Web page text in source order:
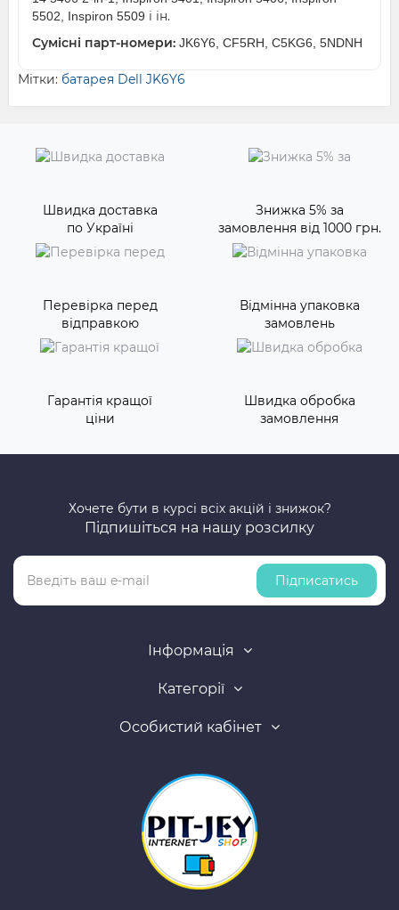
5502, Inspiron 5509 і ін.
Сумісні парт-номери: JK6Y6, CF5RH, C5KG6, 5NDNH
Мітки: батарея Dell JK6Y6
Швидка доставка
по Україні
Знижка 5% за
замовлення від 1000 грн.
Перевірка перед
відправкою
Відмінна упаковка
замовлень
Гарантія кращої
ціни
Швидка обробка
замовлення
Хочете бути в курсі всіх акцій і знижок?
Підпишіться на нашу розсилку
Підписатись
Інформація
Категорії
Особистий кабінет